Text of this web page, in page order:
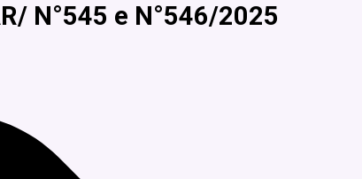
N°545 e N°546/2025